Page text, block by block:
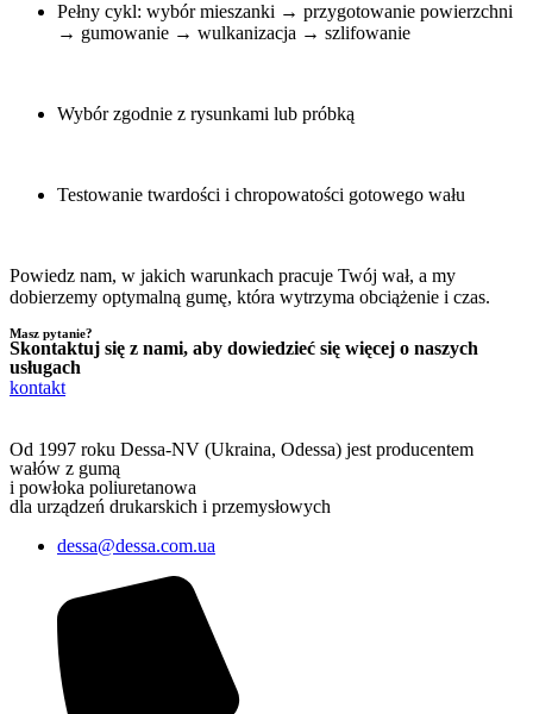
Pełny cykl: wybór mieszanki → przygotowanie powierzchni
→ gumowanie → wulkanizacja → szlifowanie
Wybór zgodnie z rysunkami lub próbką
Testowanie twardości i chropowatości gotowego wału
Powiedz nam, w jakich warunkach pracuje Twój wał, a my
dobierzemy optymalną gumę, która wytrzyma obciążenie i czas.
Masz pytanie?
Skontaktuj się z nami, aby dowiedzieć się więcej o naszych
usługach
kontakt
Od 1997 roku Dessa-NV (Ukraina, Odessa) jest producentem
wałów z gumą
i powłoka poliuretanowa
dla urządzeń drukarskich i przemysłowych
dessa@dessa.com.ua